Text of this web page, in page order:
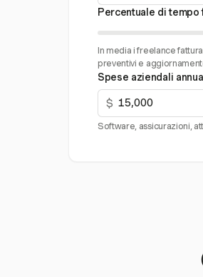
Percentuale di tempo
In media i freelance
preventivi e
Spese aziendali
$
Software, assicurazioni,